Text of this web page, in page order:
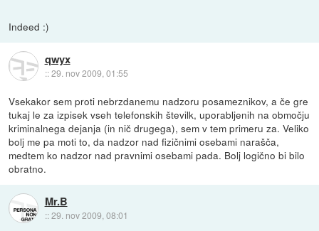
Indeed :)
qwyx
::29. nov 2009, 01:55
Vsekakor sem proti nebrzdanemu nadzoru posameznikov, a če gre
tukaj le za izpisek vseh telefonskih številk, uporabljenih na območju
kriminalnega dejanja (in nič drugega), sem v tem primeru za. Veliko
bolj me pa moti to, da nadzor nad fizičnimi osebami narašča,
medtem ko nadzor nad pravnimi osebami pada. Bolj logično bi bilo
obratno.
Mr.B
::29. nov 2009, 08:01